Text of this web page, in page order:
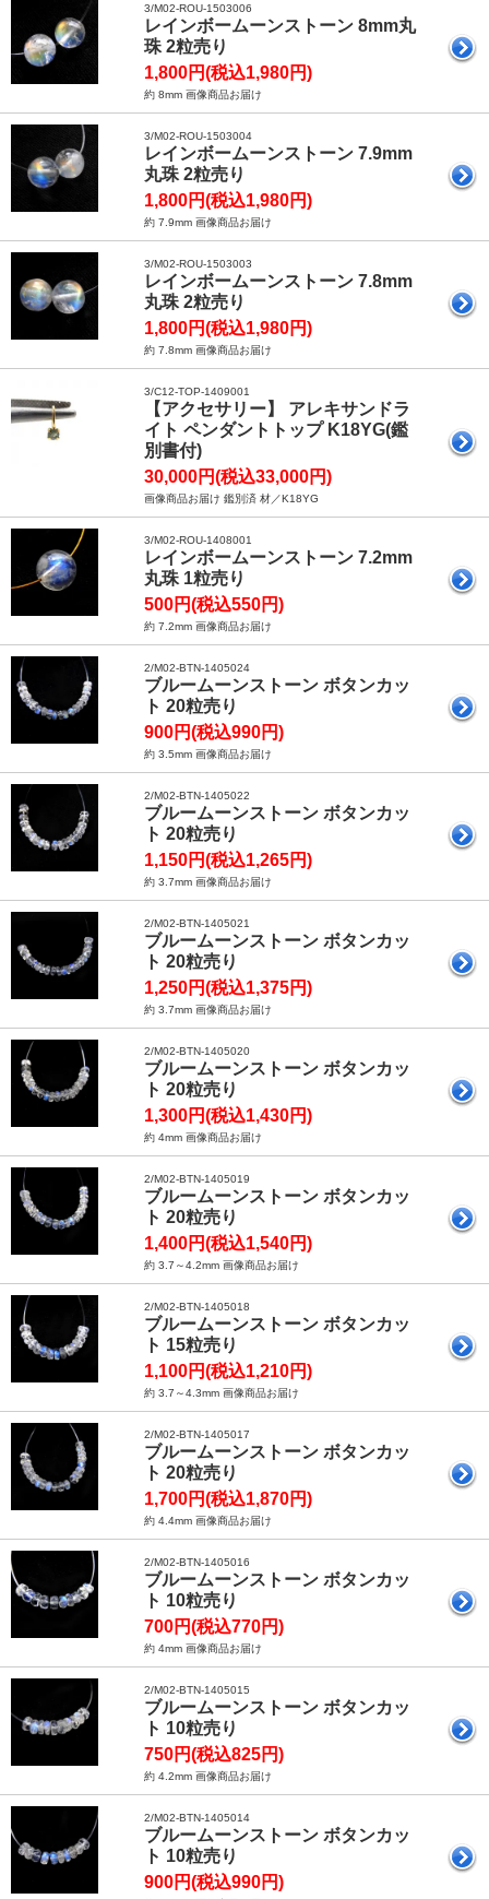
3/M02-ROU-1503006
レインボームーンストーン 8mm丸
珠 2粒売り
1,800円(税込1,980円)
約 8mm 画像商品お届け
3/M02-ROU-1503004
レインボームーンストーン 7.9mm
丸珠 2粒売り
1,800円(税込1,980円)
約 7.9mm 画像商品お届け
3/M02-ROU-1503003
レインボームーンストーン 7.8mm
丸珠 2粒売り
1,800円(税込1,980円)
約 7.8mm 画像商品お届け
3/C12-TOP-1409001
【アクセサリー】 アレキサンドラ
イト ペンダントトップ K18YG(鑑
別書付)
30,000円(税込33,000円)
画像商品お届け 鑑別済 材／K18YG
3/M02-ROU-1408001
レインボームーンストーン 7.2mm
丸珠 1粒売り
500円(税込550円)
約 7.2mm 画像商品お届け
2/M02-BTN-1405024
ブルームーンストーン ボタンカッ
ト 20粒売り
900円(税込990円)
約 3.5mm 画像商品お届け
2/M02-BTN-1405022
ブルームーンストーン ボタンカッ
ト 20粒売り
1,150円(税込1,265円)
約 3.7mm 画像商品お届け
2/M02-BTN-1405021
ブルームーンストーン ボタンカッ
ト 20粒売り
1,250円(税込1,375円)
約 3.7mm 画像商品お届け
2/M02-BTN-1405020
ブルームーンストーン ボタンカッ
ト 20粒売り
1,300円(税込1,430円)
約 4mm 画像商品お届け
2/M02-BTN-1405019
ブルームーンストーン ボタンカッ
ト 20粒売り
1,400円(税込1,540円)
約 3.7～4.2mm 画像商品お届け
2/M02-BTN-1405018
ブルームーンストーン ボタンカッ
ト 15粒売り
1,100円(税込1,210円)
約 3.7～4.3mm 画像商品お届け
2/M02-BTN-1405017
ブルームーンストーン ボタンカッ
ト 20粒売り
1,700円(税込1,870円)
約 4.4mm 画像商品お届け
2/M02-BTN-1405016
ブルームーンストーン ボタンカッ
ト 10粒売り
700円(税込770円)
約 4mm 画像商品お届け
2/M02-BTN-1405015
ブルームーンストーン ボタンカッ
ト 10粒売り
750円(税込825円)
約 4.2mm 画像商品お届け
2/M02-BTN-1405014
ブルームーンストーン ボタンカッ
ト 10粒売り
900円(税込990円)